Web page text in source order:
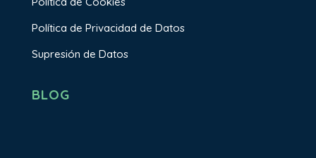
Política de Privacidad de Datos
Supresión de Datos
BLOG